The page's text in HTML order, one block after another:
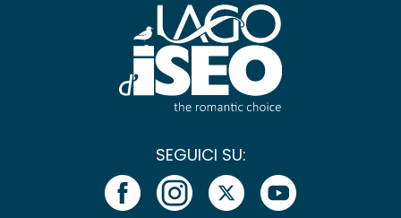
SEGUICI SU: